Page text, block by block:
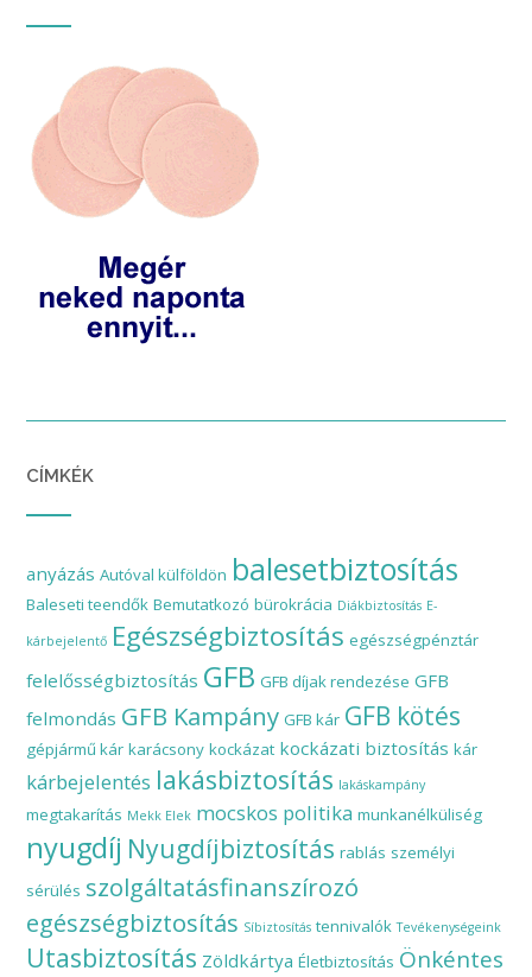
CÍMKÉK
anyázás Autóval külföldön balesetbiztosítás
Baleseti teendők Bemutatkozó bürokrácia Diákbiztosítás E-
kárbejelentő Egészségbiztosítás egészségpénztár
felelősségbiztosítás GFB GFB díjak rendezése GFB
felmondás GFB Kampány GFB kár GFB kötés
gépjármű kár karácsony kockázat kockázati biztosítás kár
kárbejelentés lakásbiztosítás lakáskampány
megtakarítás Mekk Elek mocskos politika munkanélküliség
nyugdíj Nyugdíjbiztosítás rablás személyi
sérülés szolgáltatásfinanszírozó
egészségbiztosítás Síbiztosítás tennivalók Tevékenységeink
Utasbiztosítás Zöldkártya Életbiztosítás Önkéntes